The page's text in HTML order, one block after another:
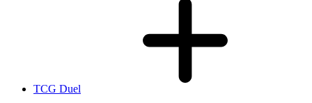
TCG Duel